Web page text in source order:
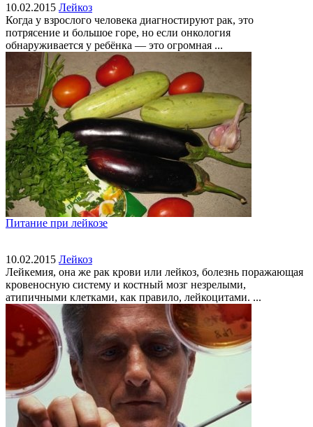
10.02.2015 Лейкоз
Когда у взрослого человека диагностируют рак, это
потрясение и большое горе, но если онкология
обнаруживается у ребёнка — это огромная ...
Питание при лейкозе
10.02.2015 Лейкоз
Лейкемия, она же рак крови или лейкоз, болезнь поражающая
кровеносную систему и костный мозг незрелыми,
атипичными клетками, как правило, лейкоцитами. ...